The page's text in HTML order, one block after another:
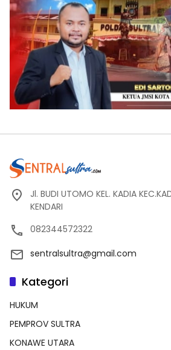
Jl. BUDI UTOMO KEL. KADIA
KENDARI
082344572322
sentralsultra@gmail.com
Kategori
HUKUM
PEMPROV SULTRA
KONAWE UTARA